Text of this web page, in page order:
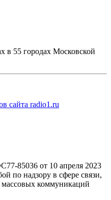
в 55 городах Московской
сайта radio1.ru
85036 от 10 апреля 2023
по надзору в сфере связи,
коммуникаций